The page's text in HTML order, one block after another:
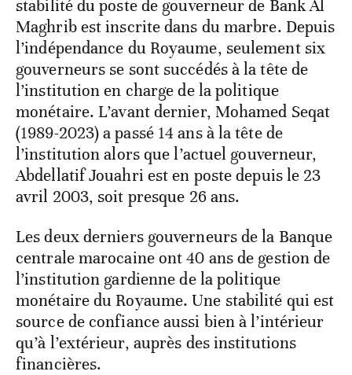
stabilité du poste de gouverneur de Bank Al
Maghrib est inscrite dans du marbre. Depuis
l’indépendance du Royaume, seulement six
gouverneurs se sont succédés à la tête de
l’institution en charge de la politique
monétaire. L’avant dernier, Mohamed Seqat
(1989-2023) a passé 14 ans à la tête de
l’institution alors que l’actuel gouverneur,
Abdellatif Jouahri est en poste depuis le 23
avril 2003, soit presque 26 ans.
Les deux derniers gouverneurs de la Banque
centrale marocaine ont 40 ans de gestion de
l’institution gardienne de la politique
monétaire du Royaume. Une stabilité qui est
source de confiance aussi bien à l’intérieur
qu’à l’extérieur, auprès des institutions
financières.